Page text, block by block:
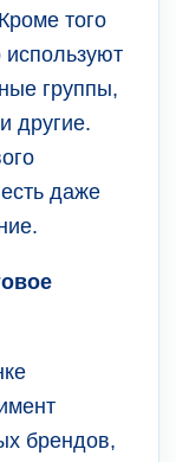
того
используют
группы,
другие.
даже
брендов,